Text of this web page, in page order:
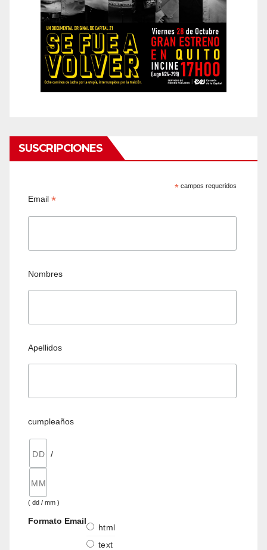
SUSCRIPCIONES
* campos requeridos
Email*
Nombres
Apellidos
cumpleaños
/
( dd / mm )
Formato Email
html
text